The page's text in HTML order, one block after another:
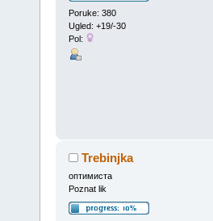
Poruke: 380
Ugled: +19/-30
Pol:
Trebinjka
оптимиста
Poznat lik